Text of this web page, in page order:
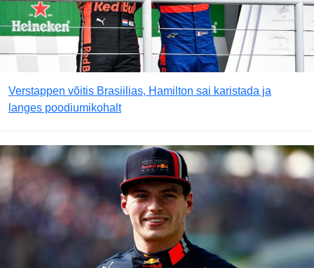
Verstappen võitis Brasiilias, Hamilton sai karistada ja
langes poodiumikohalt